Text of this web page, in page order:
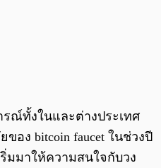
ณ์ทั้งในและต่างประเทศ
อง bitcoin faucet ในช่วงปี
มมาให้ความสนใจกับวง